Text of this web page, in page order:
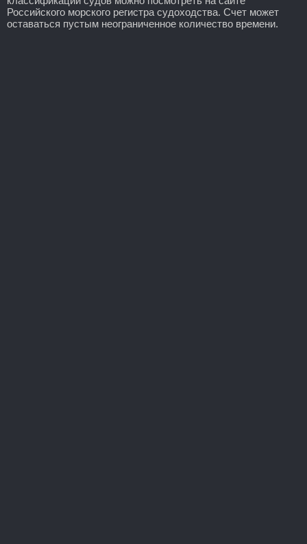
Российского морского регистра судоходства. Счет может
оставаться пустым неограниченное количество времени.